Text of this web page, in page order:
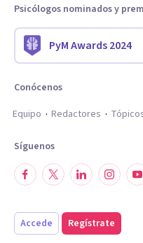
Psicólogos nominados y
PyM Awards 2024
Conócenos
Equipo
Redactores
Síguenos
Accede Regístrate